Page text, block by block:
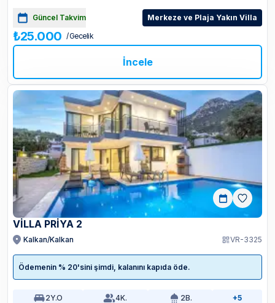
Güncel Takvim Merkeze ve Plaja Yakın Villa
₺25.000 / Gecelik
İncele
VİLLA PRİYA 2
Kalkan/Kalkan VR-3325
Ödemenin % 20'sini şimdi, kalanını kapıda öde.
2Y.O 4K. 2B. +5